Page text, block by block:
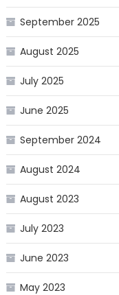
September 2025
August 2025
July 2025
June 2025
September 2024
August 2024
August 2023
July 2023
June 2023
May 2023